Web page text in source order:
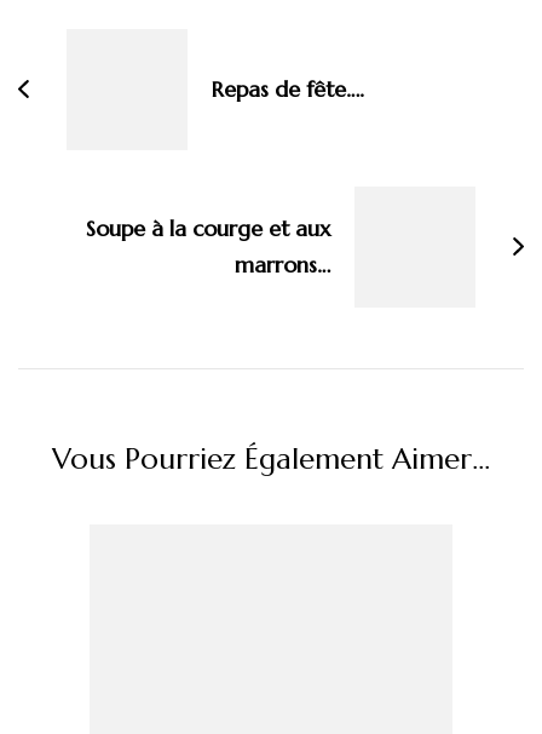
Repas de fête….
Soupe à la courge et aux
marrons…
Vous Pourriez Également Aimer...